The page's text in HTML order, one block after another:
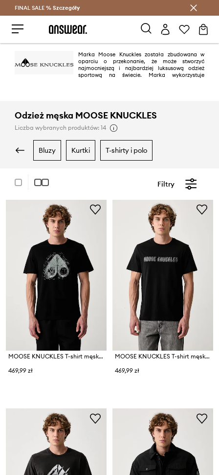
Oszczędzaj z Answear Club >
FINAL SALE % Szczegóły
Marka Moose Knuckles została zbudowana w
oparciu o przekonanie, że może stworzyć
najmocniejszą i najbardziej luksusową odzież
sportową na świecie. Marka wykorzystuje
Odzież męska MOOSE KNUCKLES
Liczba wybranych produktów: 14
bluzy kurtki t-shirty i polo
Filtry
MOOSE KNUCKLES T-shirt męski bawełniany
469,99 zł
MOOSE KNUCKLES T-shirt męski bawełniany
469,99 zł